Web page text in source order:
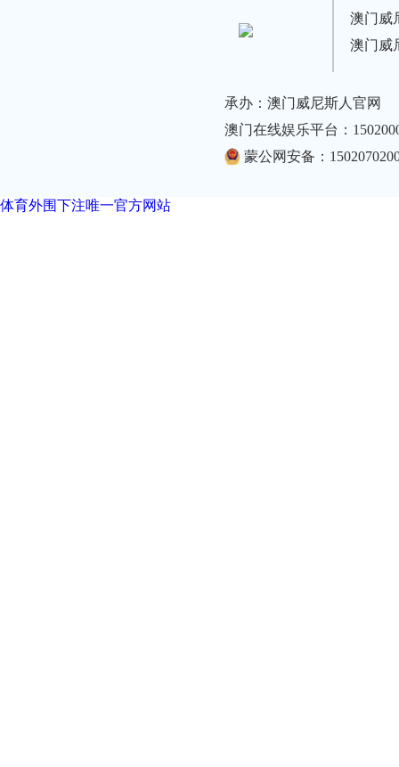
澳门威
澳门威
承办：澳门威尼斯人官网
澳门在线娱乐平台：
蒙公网安备：
体育外围下注唯一官方网站